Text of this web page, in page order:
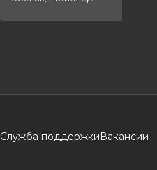
Служба поддержкиВакансии